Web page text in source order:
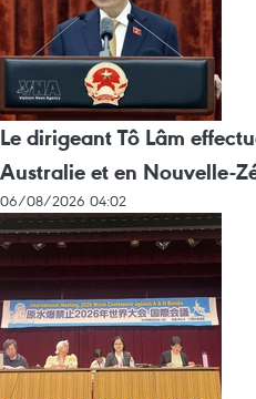
Le dirigeant Tô Lâm
Australie et en Nouvelle-
06/08/2026 04:02